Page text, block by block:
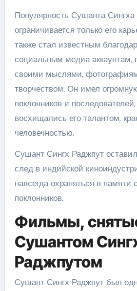
Популярность Сушанта
ограничивается только его
также стал известным
социальным медиа аккаунтам,
своими мыслями,
творчеством. Он имел
поклонников и
восхищались его талантом,
человечностью.
Сушант Сингх Раджпут
след в индийской
навсегда охраняться в памяти
поклонников.
Фильмы,
Сушантом
Раджпутом
Сушант Сингх Раджпут был